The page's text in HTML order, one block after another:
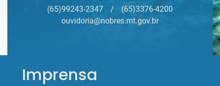
(65)99243-2347 /
(65)3376-4200
ouvidoria@nobres.mt.gov.br
Imprensa